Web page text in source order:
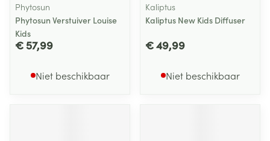
Phytosun
Phytosun Verstuiver Louise
Kids
€ 57,99
Niet beschikbaar
Kaliptus
Kaliptus New Kids Diffuser
€ 49,99
Niet beschikbaar